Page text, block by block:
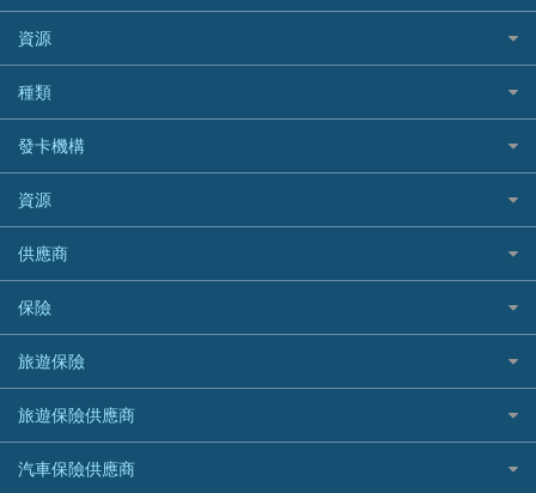
稅季/稅務貸款
網上貸款
結餘轉戶(清卡數貸款)
銀行貸款
財務公司貸款
免入息貸款
免TU貸款
急借錢
緊急貸款比較
最佳小額貸款比較
易批必批貸款
24小時貸款
BEA 東亞銀行
BOC 中國銀行
Cashing Pro 優尚信貸
CCB(Asia) 中國建設銀行 (亞洲)
Citibank 花旗銀行
CNCBI 信銀國際
CreFIT 維信
DBS 星展銀行
DSB 大新銀行
HSBC 滙豐銀行貸款
K Cash 貸款
Mox 銀行
資源
如何申請個人貸款
如何管理個人貸款
個人貸款有用資訊
清卡數貸款教學
循環貸款教學
個人化貸款產品推介 🔥全新
供樓利息扣稅
最佳貸款app
種類
網購優惠
精選外幣網購信用卡
尊尚信用卡
公司信用卡
電子錢包信用卡
日本遊信用卡攻略
韓國遊信用卡攻略
台灣遊信用卡攻略
機場貴賓室信用卡
發卡機構
Citibank花旗銀行
AE美國運通
DBS星展銀行
HSBC滙豐銀行
Mox
信銀國際
大新銀行
恒生銀行
Standard Chartered渣打銀行
資源
Black Friday優惠
淘寶付款方式
一田購物優惠日
SOGO感謝祭
HKTVmall優惠碼
交稅優惠
酒店優惠碼
供應商
八達通自動增值信用卡
保險
旅遊保險
汽車保險
家居保險
家傭保險
旅遊保險
日本旅遊保險及資訊
泰國旅遊保險及資訊
台灣旅遊保險及資訊
旅遊保險供應商
AXA 安盛
汽車保險供應商